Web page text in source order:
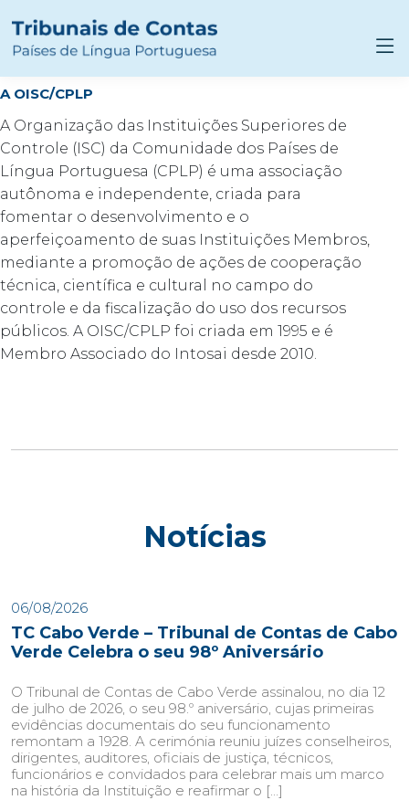
A OISC/CPLP
A Organização das Instituições Superiores de
Controle (ISC) da Comunidade dos Países de
Língua Portuguesa (CPLP) é uma associação
autônoma e independente, criada para
fomentar o desenvolvimento e o
aperfeiçoamento de suas Instituições Membros,
mediante a promoção de ações de cooperação
técnica, científica e cultural no campo do
controle e da fiscalização do uso dos recursos
públicos. A OISC/CPLP foi criada em 1995 e é
Membro Associado do Intosai desde 2010.
Notícias
06/08/2026
TC Cabo Verde – Tribunal de Contas de Cabo
Verde Celebra o seu 98º Aniversário
O Tribunal de Contas de Cabo Verde assinalou, no dia 12
de julho de 2026, o seu 98.º aniversário, cujas primeiras
evidências documentais do seu funcionamento
remontam a 1928. A cerimónia reuniu juízes conselheiros,
dirigentes, auditores, oficiais de justiça, técnicos,
funcionários e convidados para celebrar mais um marco
na história da Instituição e reafirmar o […]